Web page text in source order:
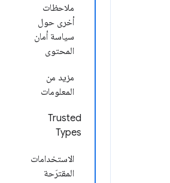
ملاحظات
أخرى حول
سياسة أمان
المحتوى
مزيد من
المعلومات
Trusted
Types
الاستخدامات
المقترَحة